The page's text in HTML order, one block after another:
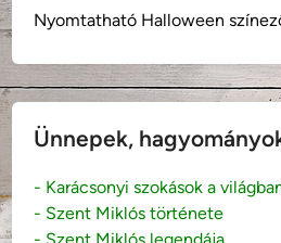
Nyomtatható Halloween
Ünnepek,
- Karácsonyi szokások a
- Szent Miklós története
- Szent Miklós legendája